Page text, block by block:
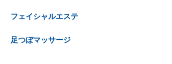
フェイシャルエステ
足つぼマッサージ